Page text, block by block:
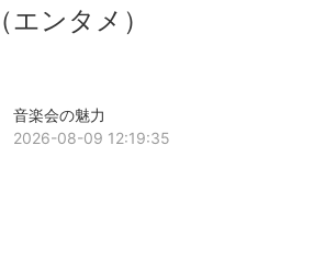
ンタメ）
音楽会の魅力
2026-08-09 12:19:35